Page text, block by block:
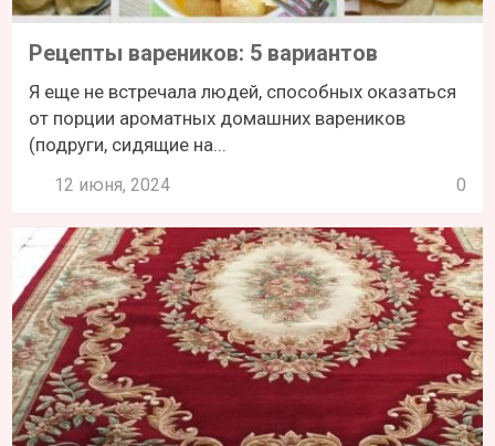
Рецепты вареников: 5 вариантов
Я еще не встречала людей, способных оказаться
от порции ароматных домашних вареников
(подруги, сидящие на...
12 июня, 2024 0